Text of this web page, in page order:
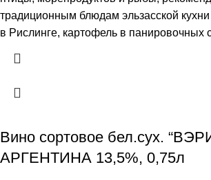
традиционным блюдам эльзасской
в Рислинге, картофель в панировочных
Вино сортовое бел.сух.
АРГЕНТИНА 13,5%, 0,75л